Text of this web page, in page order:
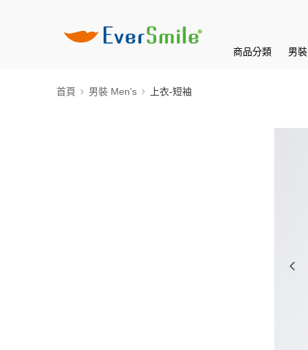
商品分類 男
首頁 男裝 Men's 上衣-短袖